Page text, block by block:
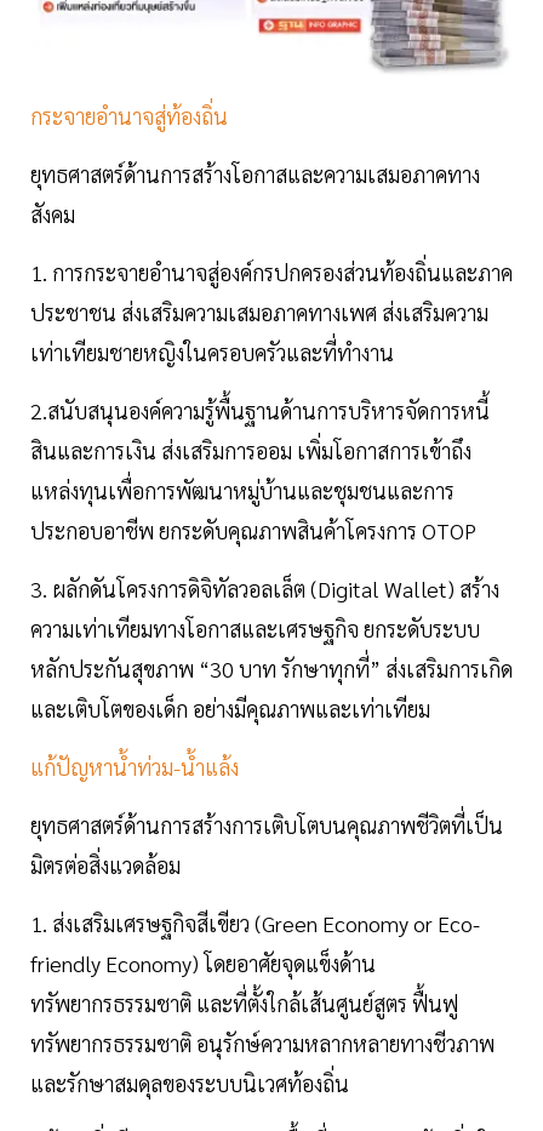
กระจายอำนาจสู่ท้องถิ่น
ยุทธศาสตร์ด้านการสร้างโอกาสและความเสมอภาคทาง
สังคม
1. การกระจายอำนาจสู่องค์กรปกครองส่วนท้องถิ่นและภาค
ประชาชน ส่งเสริมความเสมอภาคทางเพศ ส่งเสริมความ
เท่าเทียมชายหญิงในครอบครัวและที่ทำงาน
2.สนับสนุนองค์ความรู้พื้นฐานด้านการบริหารจัดการหนี้
สินและการเงิน ส่งเสริมการออม เพิ่มโอกาสการเข้าถึง
แหล่งทุนเพื่อการพัฒนาหมู่บ้านและชุมชนและการ
ประกอบอาชีพ ยกระดับคุณภาพสินค้าโครงการ OTOP
3. ผลักดันโครงการดิจิทัลวอลเล็ต (Digital Wallet) สร้าง
ความเท่าเทียมทางโอกาสและเศรษฐกิจ ยกระดับระบบ
หลักประกันสุขภาพ “30 บาท รักษาทุกที่” ส่งเสริมการเกิด
และเติบโตของเด็ก อย่างมีคุณภาพและเท่าเทียม
แก้ปัญหาน้ำท่วม-น้ำแล้ง
ยุทธศาสตร์ด้านการสร้างการเติบโตบนคุณภาพชีวิตที่เป็น
มิตรต่อสิ่งแวดล้อม
1. ส่งเสริมเศรษฐกิจสีเขียว (Green Economy or Eco-
friendly Economy) โดยอาศัยจุดแข็งด้าน
ทรัพยากรธรรมชาติ และที่ตั้งใกล้เส้นศูนย์สูตร ฟื้นฟู
ทรัพยากรธรรมชาติ อนุรักษ์ความหลากหลายทางชีวภาพ
และรักษาสมดุลของระบบนิเวศท้องถิ่น